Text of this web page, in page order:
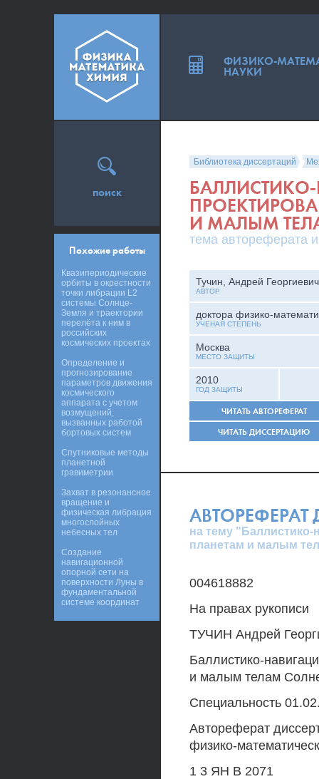
Библиотека диссертаций
И МАЛЫМ
тема автореферата
Тучин, Андрей Георгиевич
АВТОР
доктора физико-
УЧЕНАЯ СТЕПЕНЬ
Москва
МЕСТО ЗАЩИТЫ
2010
ГОД ЗАЩИТЫ
ЧИТАТЬ АВТОРЕФЕРАТ
ЧИТАТЬ ДИССЕРТАЦИЮ
АВТОРЕФЕРАТ
на тему "Баллистико-
планетам и малым
004618882
На правах рукописи
ТУЧИН Андрей
Баллистико-
и малым телам
Специальность
Автореферат
физико-
1 3 ЯН В 2071
поиск
Похожие работы
Квазипериодические
орбиты в окрестности
точки либрации L2
системы Солнце-
Земля и траектории
перелёта к ним в
российских
космических проектах
Определение и
прогнозирование
параметров движения
космического
аппарата с учетом
возмущений,
вызванных работой
бортовых систем
Спутниковые методы
планетной
гравиметрии
Захват в резонансное
вращение и
физическая либрация
многослойных
небесных тел
Создание
навигационной
опорной сети на
поверхности Луны в
фундаментальной
системе координат
ФИЗИКО-
НАУКИ